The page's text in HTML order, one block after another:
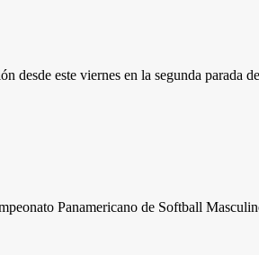
desde este viernes en la segunda parada
Panamericano de Softball